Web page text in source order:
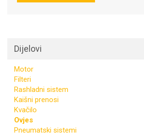
Dijelovi
Motor
Filteri
Rashladni sistem
Kaišni prenosi
Kvačilo
Ovjes
Pneumatski sistemi